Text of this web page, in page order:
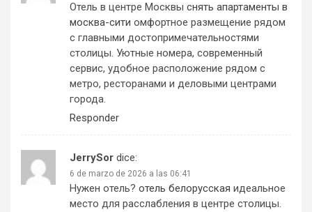
Отель в центре Москвы снять апартаменты в
москва-сити омфортное размещение рядом
с главными достопримечательностями
столицы. Уютные номера, современный
сервис, удобное расположение рядом с
метро, ресторанами и деловыми центрами
города.
Responder
JerrySor dice:
6 de marzo de 2026 a las 06:41
Нужен отель? отель белорусская идеальное
место для расслабления в центре столицы.